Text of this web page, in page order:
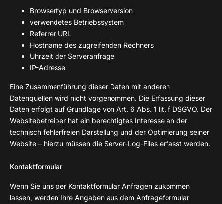
Browsertyp und Browserversion
verwendetes Betriebssystem
Referrer URL
Hostname des zugreifenden Rechners
Uhrzeit der Serveranfrage
IP-Adresse
Eine Zusammenführung dieser Daten mit anderen
Datenquellen wird nicht vorgenommen. Die Erfassung dieser
Daten erfolgt auf Grundlage von Art. 6 Abs. 1 lit. f DSGVO. Der
Websitebetreiber hat ein berechtigtes Interesse an der
technisch fehlerfreien Darstellung und der Optimierung seiner
Website – hierzu müssen die Server-Log-Files erfasst werden.
Kontaktformular
Wenn Sie uns per Kontaktformular Anfragen zukommen
lassen, werden Ihre Angaben aus dem Anfrageformular